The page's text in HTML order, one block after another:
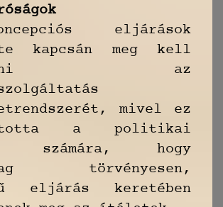
eljárások
kapcsán meg kell
az
mivel ez
a politikai
számára, hogy
törvényesen,
eljárás keretében